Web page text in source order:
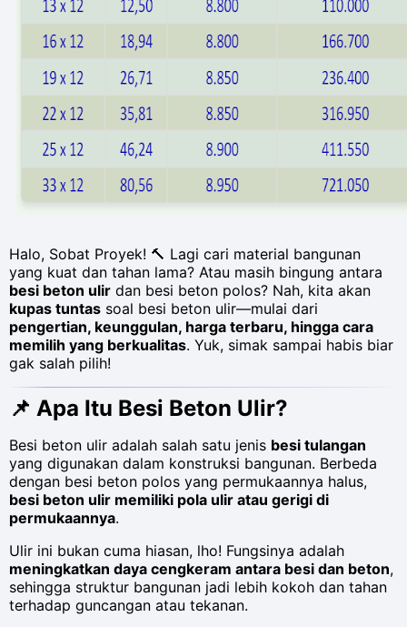
Halo, Sobat Proyek! 🔨 Lagi cari material bangunan
yang kuat dan tahan lama? Atau masih bingung antara
besi beton ulir dan besi beton polos? Nah, kita akan
kupas tuntas soal besi beton ulir—mulai dari
pengertian, keunggulan, harga terbaru, hingga cara
memilih yang berkualitas. Yuk, simak sampai habis biar
gak salah pilih!
📌 Apa Itu Besi Beton Ulir?
Besi beton ulir adalah salah satu jenis besi tulangan
yang digunakan dalam konstruksi bangunan. Berbeda
dengan besi beton polos yang permukaannya halus,
besi beton ulir memiliki pola ulir atau gerigi di
permukaannya.
Ulir ini bukan cuma hiasan, lho! Fungsinya adalah
meningkatkan daya cengkeram antara besi dan beton,
sehingga struktur bangunan jadi lebih kokoh dan tahan
terhadap guncangan atau tekanan.